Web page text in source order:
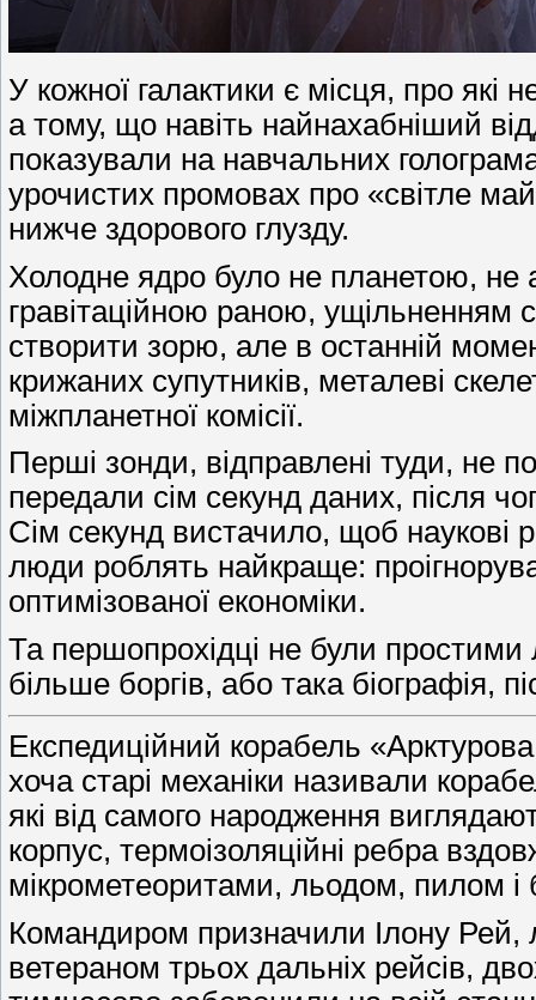
У кожної галактики є місця, про
а тому, що навіть найнахабніший
показували на навчальних
урочистих промовах про «світле
нижче здорового глузду.
Холодне ядро було не планетою, не
гравітаційною раною, ущільненням
створити зорю, але в останній
крижаних супутників, металеві
міжпланетної комісії.
Перші зонди, відправлені туди, не
передали сім секунд даних, після
Сім секунд вистачило, щоб наукові
люди роблять найкраще:
оптимізованої економіки.
Та першопрохідці не були
більше боргів, або така біографія,
Експедиційний корабель
хоча старі механіки називали
які від самого народження
корпус, термоізоляційні ребра
мікрометеоритами, льодом, пилом
Командиром призначили Ілону Рей,
ветераном трьох дальніх рейсів,